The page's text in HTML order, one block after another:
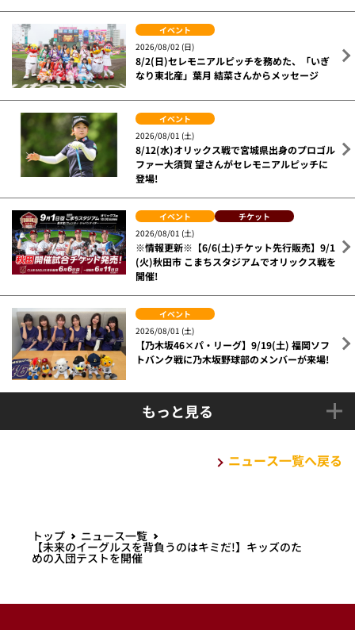
イベント
2026/08/02 (日)
8/2(日)セレモニアルピッチを務めた、「いぎ
なり東北産」葉月 結菜さんからメッセージ
イベント
2026/08/01 (土)
8/12(水)オリックス戦で宮城県出身のプロゴル
ファー大須賀 望さんがセレモニアルピッチに
登場!
イベント
チケット
2026/08/01 (土)
※情報更新※【6/6(土)チケット先行販売】9/1
(火)秋田市 こまちスタジアムでオリックス戦を
開催!
イベント
2026/08/01 (土)
【乃木坂46×パ・リーグ】9/19(土) 福岡ソフ
トバンク戦に乃木坂野球部のメンバーが来場!
もっと見る
ニュース一覧へ戻る
トップ ニュース一覧
【未来のイーグルスを背負うのはキミだ!】キッズのた
めの入団テストを開催